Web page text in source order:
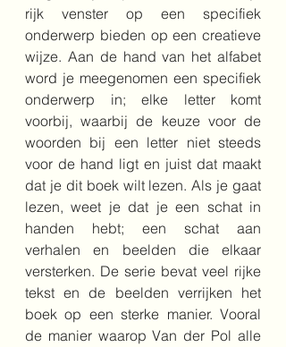
rijk venster op een specifiek
onderwerp bieden op een creatieve
wijze. Aan de hand van het alfabet
word je meegenomen een specifiek
onderwerp in; elke letter komt
voorbij, waarbij de keuze voor de
woorden bij een letter niet steeds
voor de hand ligt en juist dat maakt
dat je dit boek wilt lezen. Als je gaat
lezen, weet je dat je een schat in
handen hebt; een schat aan
verhalen en beelden die elkaar
versterken. De serie bevat veel rijke
tekst en de beelden verrijken het
boek op een sterke manier. Vooral
de manier waarop Van der Pol alle